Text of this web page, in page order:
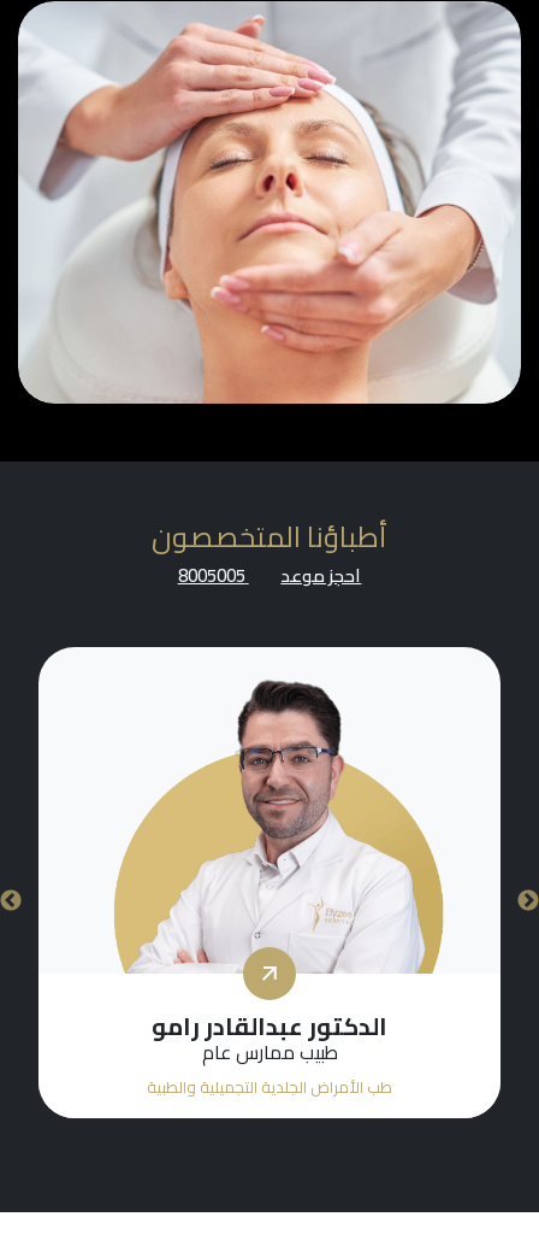
أطباؤنا المتخصصون
احجز موعد 8005005
الدكتورة هيام عطا جبلي
أخصائي طب الأمراض الجلدية
طب الأمراض الجلدية التجميلية والطبية